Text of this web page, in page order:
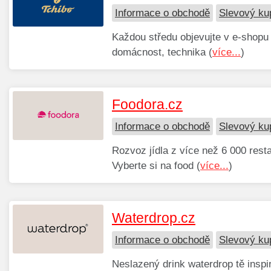
Informace o obchodě Slevový
Každou středu objevujte v e-
domácnost, technika (více...)
Foodora.cz
Informace o obchodě Slevový
Rozvoz jídla z více než 6 000
Vyberte si na food (více...)
Waterdrop.cz
Informace o obchodě Slevový
Neslazený drink waterdrop tě